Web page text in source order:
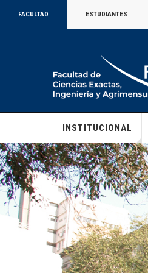
FACULTAD ESTUDIANTES
INSTITUCIONAL